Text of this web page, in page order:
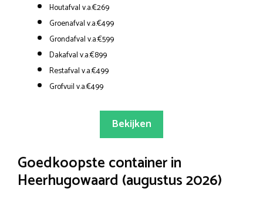
Houtafval v.a.€269
Groenafval v.a.€499
Grondafval v.a.€599
Dakafval v.a.€899
Restafval v.a.€499
Grofvuil v.a.€499
Bekijken
Goedkoopste container in
Heerhugowaard (augustus 2026)